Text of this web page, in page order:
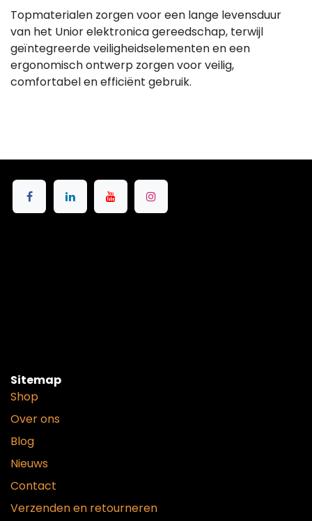
Topmaterialen zorgen voor een lange levensduur
van het Unior elektronica gereedschap, terwijl
geïntegreerde veiligheidselementen en een
ergonomisch ontwerp zorgen voor veilig,
comfortabel en efficiënt gebruik.
Sitemap
Shop
Over ons
Blog
Nieuws
Contact
Verzenden en retourneren